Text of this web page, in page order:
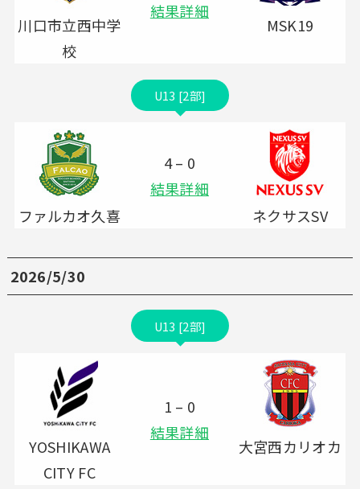
川口市立西中学
校
結果詳細
MSK19
U13 [2部]
ファルカオ久喜
4 – 0
結果詳細
ネクサスSV
2026/5/30
U13 [2部]
YOSHIKAWA
CITY FC
1 – 0
結果詳細
大宮西カリオカ